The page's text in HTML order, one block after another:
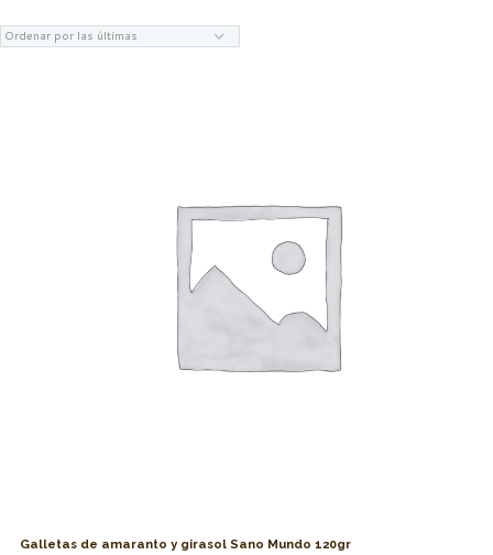
Galletas de amaranto y girasol Sano Mundo 120gr